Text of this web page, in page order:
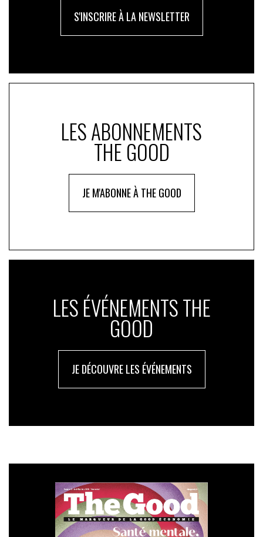
S'INSCRIRE À LA NEWSLETTER
LES ABONNEMENTS
THE GOOD
JE M'ABONNE À THE GOOD
LES ÉVÉNEMENTS THE
GOOD
JE DÉCOUVRE LES ÉVÉNEMENTS